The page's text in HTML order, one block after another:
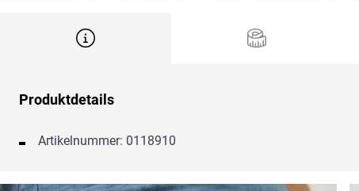
Produktdetails
Artikelnummer: 0118910